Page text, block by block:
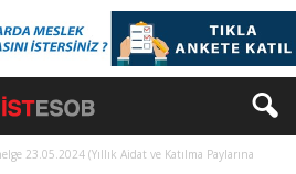
23.05.2024 (Yıllık Aidat ve Katılma Paylarına